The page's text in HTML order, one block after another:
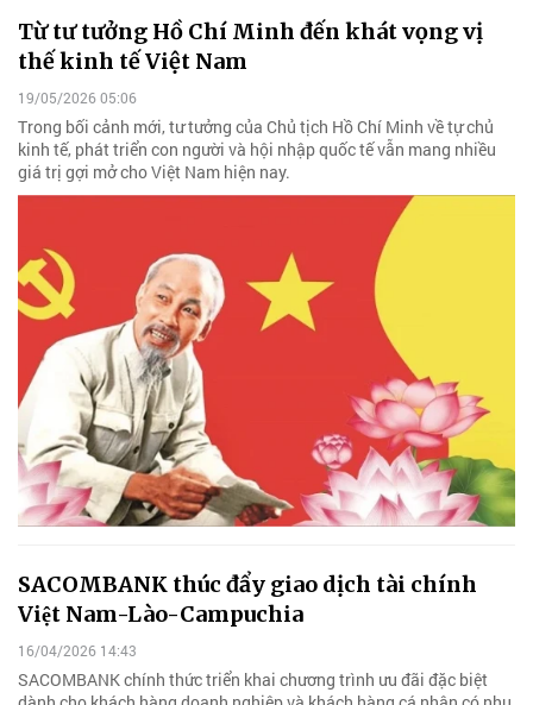
Từ tư tưởng Hồ Chí Minh đến khát vọng vị
thế kinh tế Việt Nam
19/05/2026 05:06
Trong bối cảnh mới, tư tưởng của Chủ tịch Hồ Chí Minh về tự chủ
kinh tế, phát triển con người và hội nhập quốc tế vẫn mang nhiều
giá trị gợi mở cho Việt Nam hiện nay.
SACOMBANK thúc đẩy giao dịch tài chính
Việt Nam-Lào-Campuchia
16/04/2026 14:43
SACOMBANK chính thức triển khai chương trình ưu đãi đặc biệt